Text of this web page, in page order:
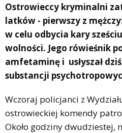
Ostrowieccy kryminalni
latków - pierwszy z
w celu odbycia kary
wolności. Jego rówieśnik
amfetaminę i usłyszał
substancji
Wczoraj policjanci z
ostrowieckiej komendy
Około godziny dwudziestej,